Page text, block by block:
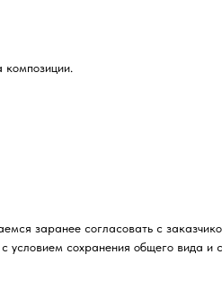
композиции.
заранее согласовать с
условием сохранения общего вида и